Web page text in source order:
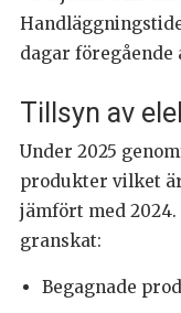
dagar föregående
Tillsyn av
Under 2025
produkter vilket
jämfört med
granskat:
Begagnade